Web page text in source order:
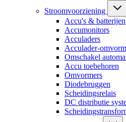
Stroomvoorziening
Accu's & batterijen
Accumonitors
Acculaders
Acculader-
Omschakel
Accu toebehoren
Omvormers
Diodebruggen
Scheidingsrelais
DC distributie